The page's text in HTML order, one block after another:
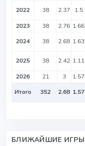
2022
38 2.37 1.5
2023
38 2.76 1.66
2024
38 2.68 1.63
2025 38 2.42 1.11
2026
21 3 1.57
Итого
352 2.68 1.57
БЛИЖАЙШИЕ ИГРЫ